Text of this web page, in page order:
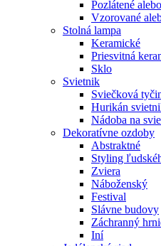
Pozlátené
Vzorované
Stolná lampa
Keramické
Priesvitná
Sklo
Svietnik
Sviečková
Hurikán
Nádoba na
Dekoratívne ozdoby
Abstraktné
Styling
Zviera
Náboženský
Festival
Slávne budovy
Záchranný
Iní